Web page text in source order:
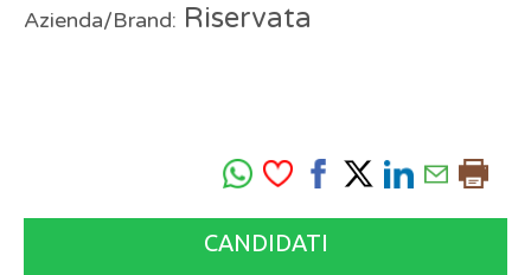
Azienda/Brand: Riservata
CANDIDATI